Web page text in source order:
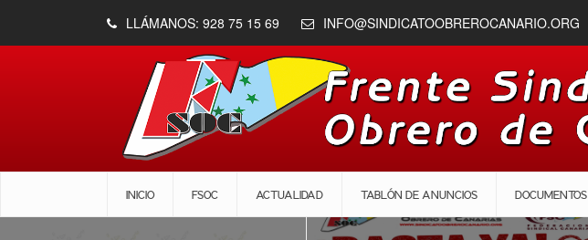
LLÁMANOS: 928 75 15 69 INFO@SINDICATOOBREROCANARIO.ORG
INICIO FSOC ACTUALIDAD TABLÓN DE ANUNCIOS DOCUMENTOS